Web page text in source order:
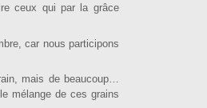
ceux qui par la grâce
car nous participons
mais de beaucoup…
mélange de ces grains